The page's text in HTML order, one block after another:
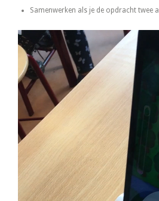
Samenwerken als je de opdracht twee
Videospeler